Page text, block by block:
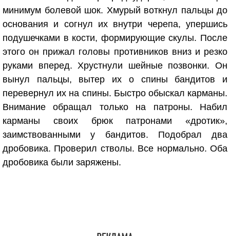
минимум болевой шок. Хмурый воткнул пальцы до
основания и согнул их внутри черепа, упершись
подушечками в кости, формирующие скулы. После
этого он прижал головы противников вниз и резко
руками вперед. Хрустнули шейные позвонки. Он
вынул пальцы, вытер их о спины бандитов и
перевернул их на спины. Быстро обыскал карманы.
Внимание обращал только на патроны. Набил
карманы своих брюк патронами «дротик»,
заимствованными у бандитов. Подобрал два
дробовика. Проверил стволы. Все нормально. Оба
дробовика были заряжены.